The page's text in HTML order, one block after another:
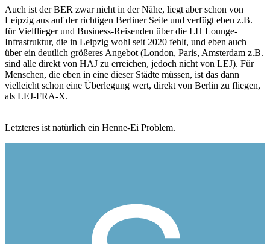
Auch ist der BER zwar nicht in der Nähe, liegt aber schon von
Leipzig aus auf der richtigen Berliner Seite und verfügt eben z.B.
für Vielflieger und Business-Reisenden über die LH Lounge-
Infrastruktur, die in Leipzig wohl seit 2020 fehlt, und eben auch
über ein deutlich größeres Angebot (London, Paris, Amsterdam z.B.
sind alle direkt von HAJ zu erreichen, jedoch nicht von LEJ). Für
Menschen, die eben in eine dieser Städte müssen, ist das dann
vielleicht schon eine Überlegung wert, direkt von Berlin zu fliegen,
als LEJ-FRA-X.
Letzteres ist natürlich ein Henne-Ei Problem.